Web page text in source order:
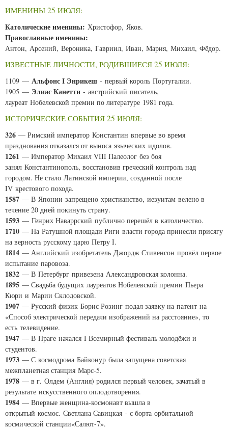
ИМЕНИНЫ 25 ИЮЛЯ:
Католические именины: Христофор, Яков.
Православные именины:
Антон, Арсений, Вероника, Гавриил, Иван, Мария, Михаил, Фёдор.
ИЗВЕСТНЫЕ ЛИЧНОСТИ, РОДИВШИЕСЯ 25 ИЮЛЯ:
1109 — Альфонс I Энрикеш - первый король Португалии.
1905 — Элиас Канетти - австрийский писатель,
лауреат Нобелевской премии по литературе 1981 года.
ИСТОРИЧЕСКИЕ СОБЫТИЯ 25 ИЮЛЯ:
326 — Римский император Константин впервые во время
празднования отказался от выноса языческих идолов.
1261 — Император Михаил VIII Палеолог без боя
занял Константинополь, восстановив греческий контроль над
городом. Не стало Латинской империи, созданной после
IV крестового похода.
1587 — В Японии запрещено христианство, иезуитам велено в
течение 20 дней покинуть страну.
1593 — Генрих Наваррский публично перешёл в католичество.
1710 — На Ратушной площади Риги власти города принесли присягу
на верность русскому царю Петру I.
1814 — Английский изобретатель Джордж Стивенсон провёл первое
испытание паровоза.
1832 — В Петербург привезена Александровская колонна.
1895 — Свадьба будущих лауреатов Нобелевской премии Пьера
Кюри и Марии Склодовской.
1907 — Русский физик Борис Розинг подал заявку на патент на
«Способ электрической передачи изображений на расстояние», то
есть телевидение.
1947 — В Праге начался I Всемирный фестиваль молодёжи и
студентов.
1973 — С космодрома Байконур была запущена советская
межпланетная станция Марс-5.
1978 — в г. Олдем (Англия) родился первый человек, зачатый в
результате искусственного оплодотворения.
1984 — Впервые женщина-космонавт вышла в
открытый космос. Светлана Савицкая - с борта орбитальной
космической станции«Салют-7».